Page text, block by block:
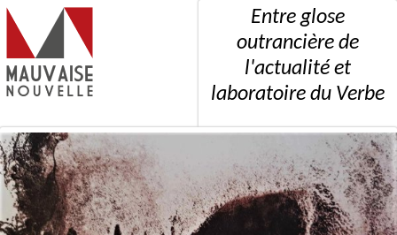
Entre glose
outrancière de
l'actualité et
laboratoire du Verbe